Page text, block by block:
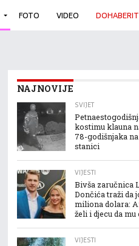
FOTO VIDEO
NAJNOVIJE
SVIJET
kostimu klauna
78-godišnjaka
stanici
VIJESTI
Bivša zaručnica
Dončića traži da
miliona dolara:
želi i djecu da mu
VIJESTI